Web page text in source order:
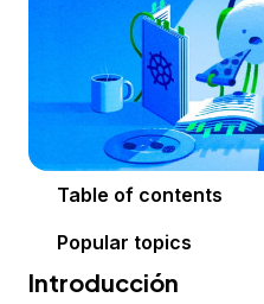
Table of contents
Popular topics
Introducción